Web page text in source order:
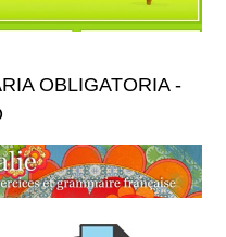
OBLIGATORIA -